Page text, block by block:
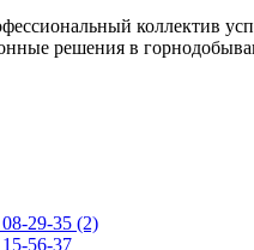
коллектив
решения в